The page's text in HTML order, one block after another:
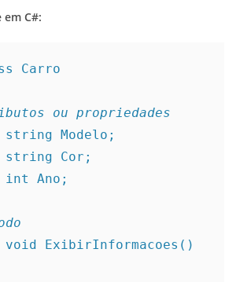
em C#:
Carro
ou propriedades
string Modelo;
string Cor;
int Ano;
void ExibirInformacoes()